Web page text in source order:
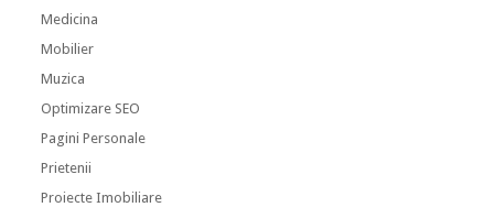
Medicina
Mobilier
Muzica
Optimizare SEO
Pagini Personale
Prietenii
Proiecte Imobiliare